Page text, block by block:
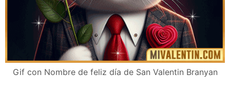
Gif con Nombre de feliz día de San Valentin Branyan